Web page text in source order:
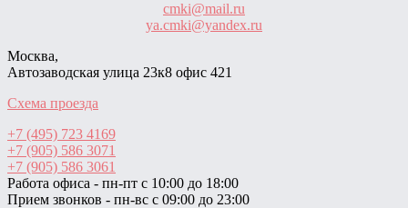
cmki@mail.ru
ya.cmki@yandex.ru
Москва,
Автозаводская улица 23к8 офис 421
Схема проезда
+7 (495) 723 4169
+7 (905) 586 3071
+7 (905) 586 3061
Работа офиса - пн-пт с 10:00 до 18:00
Прием звонков - пн-вс с 09:00 до 23:00